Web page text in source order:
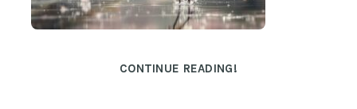
CONTINUE READING!